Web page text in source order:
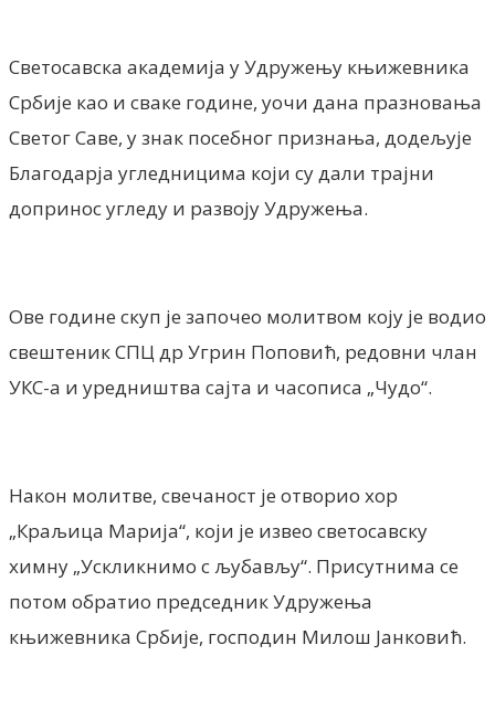
Светосавска академија у Удружењу књижевника
Србије као и сваке године, уочи дана празновања
Светог Саве, у знак посебног признања, додељује
Благодарја угледницима који су дали трајни
допринос угледу и развоју Удружења.
Ове године скуп је започео молитвом коју је водио
свештеник СПЦ др Угрин Поповић, редовни члан
УКС-а и уредништва сајта и часописа „Чудо“.
Након молитве, свечаност је отворио хор
„Краљица Марија“, који је извео светосавску
химну „Ускликнимо с љубављу“. Присутнима се
потом обратио председник Удружења
књижевника Србије, господин Милош Јанковић.